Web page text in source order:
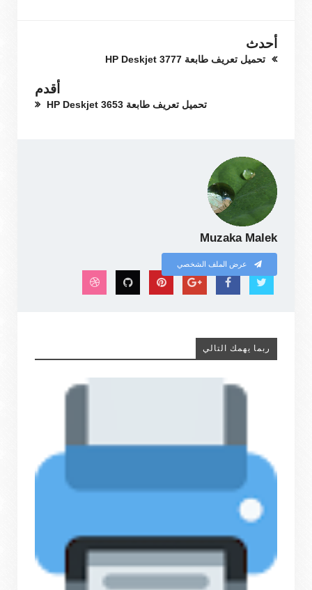
أحدث
تحميل تعريف طابعة HP Deskjet 3777
أقدم
تحميل تعريف طابعة HP Deskjet 3653
Muzaka Malek
عرض الملف الشخصي
ربما يهمك التالي